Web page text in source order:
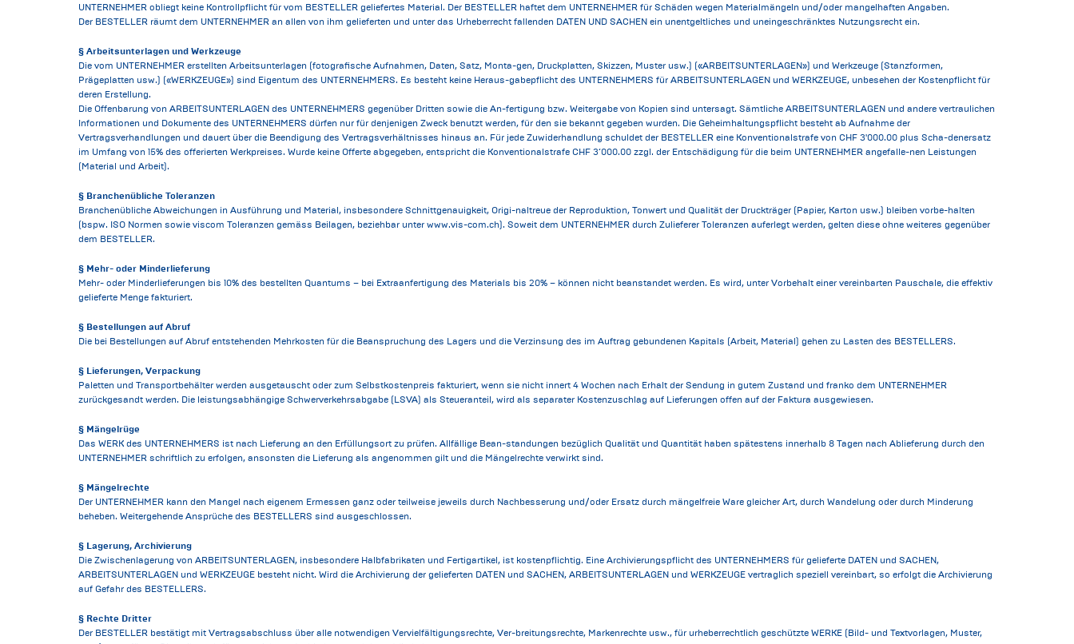
UNTERNEHMER obliegt keine Kontrollpflicht für vom BESTELLER geliefertes Material. Der BESTELLER haftet dem UNTERNEHMER für Schäden wegen Materialmängeln und/oder mangelhaften Angaben.
Der BESTELLER räumt dem UNTERNEHMER an allen von ihm gelieferten und unter das Urheberrecht fallenden DATEN UND SACHEN ein unentgeltliches und uneingeschränktes Nutzungsrecht ein.
§ Arbeitsunterlagen und Werkzeuge
Die vom UNTERNEHMER erstellten Arbeitsunterlagen (fotografische Aufnahmen, Daten, Satz, Monta-gen, Druckplatten, Skizzen, Muster usw.) («ARBEITSUNTERLAGEN») und Werkzeuge (Stanzformen,
Prägeplatten usw.) («WERKZEUGE») sind Eigentum des UNTERNEHMERS. Es besteht keine Heraus-gabepflicht des UNTERNEHMERS für ARBEITSUNTERLAGEN und WERKZEUGE, unbesehen der Kostenpflicht für
deren Erstellung.
Die Offenbarung von ARBEITSUNTERLAGEN des UNTERNEHMERS gegenüber Dritten sowie die An-fertigung bzw. Weitergabe von Kopien sind untersagt. Sämtliche ARBEITSUNTERLAGEN und andere vertraulichen
Informationen und Dokumente des UNTERNEHMERS dürfen nur für denjenigen Zweck benutzt werden, für den sie bekannt gegeben wurden. Die Geheimhaltungspflicht besteht ab Aufnahme der
Vertragsverhandlungen und dauert über die Beendigung des Vertragsverhältnisses hinaus an. Für jede Zuwiderhandlung schuldet der BESTELLER eine Konventionalstrafe von CHF 3'000.00 plus Scha-denersatz
im Umfang von 15% des offerierten Werkpreises. Wurde keine Offerte abgegeben, entspricht die Konventionalstrafe CHF 3‘000.00 zzgl. der Entschädigung für die beim UNTERNEHMER angefalle-nen Leistungen
(Material und Arbeit).
§ Branchenübliche Toleranzen
Branchenübliche Abweichungen in Ausführung und Material, insbesondere Schnittgenauigkeit, Origi-naltreue der Reproduktion, Tonwert und Qualität der Druckträger (Papier, Karton usw.) bleiben vorbe-halten
(bspw. ISO Normen sowie viscom Toleranzen gemäss Beilagen, beziehbar unter www.vis-com.ch). Soweit dem UNTERNEHMER durch Zulieferer Toleranzen auferlegt werden, gelten diese ohne weiteres gegenüber
dem BESTELLER.
§ Mehr- oder Minderlieferung
Mehr- oder Minderlieferungen bis 10% des bestellten Quantums – bei Extraanfertigung des Materials bis 20% – können nicht beanstandet werden. Es wird, unter Vorbehalt einer vereinbarten Pauschale, die effektiv
gelieferte Menge fakturiert.
§ Bestellungen auf Abruf
Die bei Bestellungen auf Abruf entstehenden Mehrkosten für die Beanspruchung des Lagers und die Verzinsung des im Auftrag gebundenen Kapitals (Arbeit, Material) gehen zu Lasten des BESTELLERS.
§ Lieferungen, Verpackung
Paletten und Transportbehälter werden ausgetauscht oder zum Selbstkostenpreis fakturiert, wenn sie nicht innert 4 Wochen nach Erhalt der Sendung in gutem Zustand und franko dem UNTERNEHMER
zurückgesandt werden. Die leistungsabhängige Schwerverkehrsabgabe (LSVA) als Steueranteil, wird als separater Kostenzuschlag auf Lieferungen offen auf der Faktura ausgewiesen.
§ Mängelrüge
Das WERK des UNTERNEHMERS ist nach Lieferung an den Erfüllungsort zu prüfen. Allfällige Bean-standungen bezüglich Qualität und Quantität haben spätestens innerhalb 8 Tagen nach Ablieferung durch den
UNTERNEHMER schriftlich zu erfolgen, ansonsten die Lieferung als angenommen gilt und die Mängelrechte verwirkt sind.
§ Mängelrechte
Der UNTERNEHMER kann den Mangel nach eigenem Ermessen ganz oder teilweise jeweils durch Nachbesserung und/oder Ersatz durch mängelfreie Ware gleicher Art, durch Wandelung oder durch Minderung
beheben. Weitergehende Ansprüche des BESTELLERS sind ausgeschlossen.
§ Lagerung, Archivierung
Die Zwischenlagerung von ARBEITSUNTERLAGEN, insbesondere Halbfabrikaten und Fertigartikel, ist kostenpflichtig. Eine Archivierungspflicht des UNTERNEHMERS für gelieferte DATEN und SACHEN,
ARBEITSUNTERLAGEN und WERKZEUGE besteht nicht. Wird die Archivierung der gelieferten DATEN und SACHEN, ARBEITSUNTERLAGEN und WERKZEUGE vertraglich speziell vereinbart, so erfolgt die Archivierung
auf Gefahr des BESTELLERS.
§ Rechte Dritter
Der BESTELLER bestätigt mit Vertragsabschluss über alle notwendigen Vervielfältigungsrechte, Ver-breitungsrechte, Markenrechte usw., für urheberrechtlich geschützte WERKE (Bild- und Textvorlagen, Muster,